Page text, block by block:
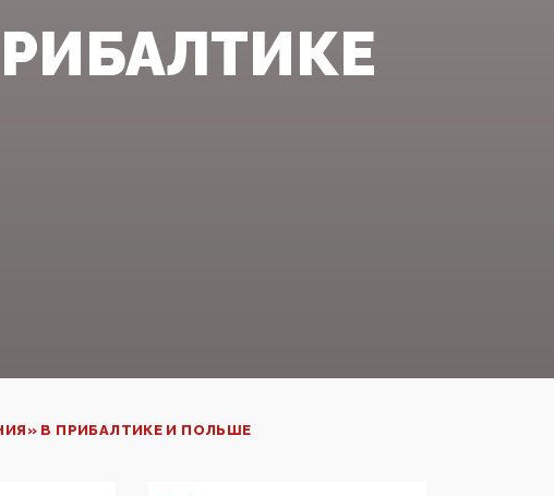
В ПРИБАЛТИКЕ И ПОЛЬШЕ